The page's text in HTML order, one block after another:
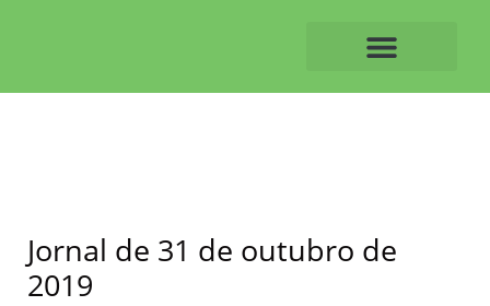
Jornal de 31 de outubro de
2019